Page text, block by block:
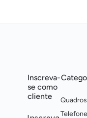
Inscreva-
se como
cliente